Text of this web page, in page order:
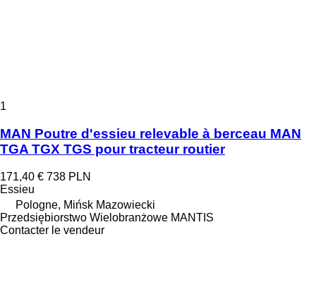
1
MAN Poutre d'essieu relevable à berceau MAN
TGA TGX TGS pour tracteur routier
171,40 € 738 PLN
Essieu
Pologne, Mińsk Mazowiecki
Przedsiębiorstwo Wielobranżowe MANTIS
Contacter le vendeur